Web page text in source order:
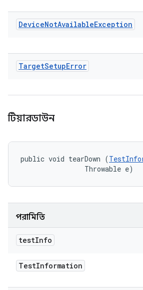
DeviceNotAvailableException
TargetSetupError
টিয়ারডাউন
public void tearDown (
                Throwable e)
পরামিতি
testInfo
TestInformation